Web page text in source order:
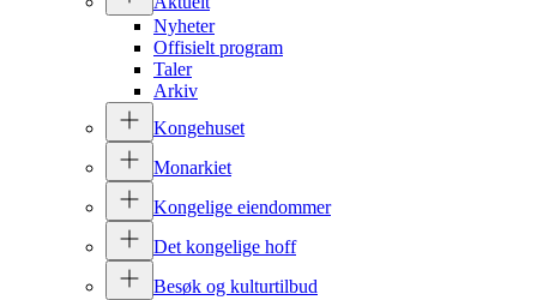
Nyheter
Offisielt program
Taler
Arkiv
Kongehuset
Monarkiet
Kongelige eiendommer
Det kongelige hoff
Besøk og kulturtilbud